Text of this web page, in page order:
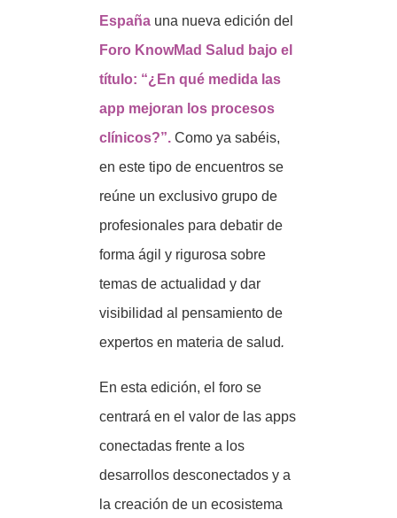
España una nueva edición del
Foro KnowMad Salud bajo el
título: “¿En qué medida las
app mejoran los procesos
clínicos?”. Como ya sabéis,
en este tipo de encuentros se
reúne un exclusivo grupo de
profesionales para debatir de
forma ágil y rigurosa sobre
temas de actualidad y dar
visibilidad al pensamiento de
expertos en materia de salud.
En esta edición, el foro se
centrará en el valor de las apps
conectadas frente a los
desarrollos desconectados y a
la creación de un ecosistema